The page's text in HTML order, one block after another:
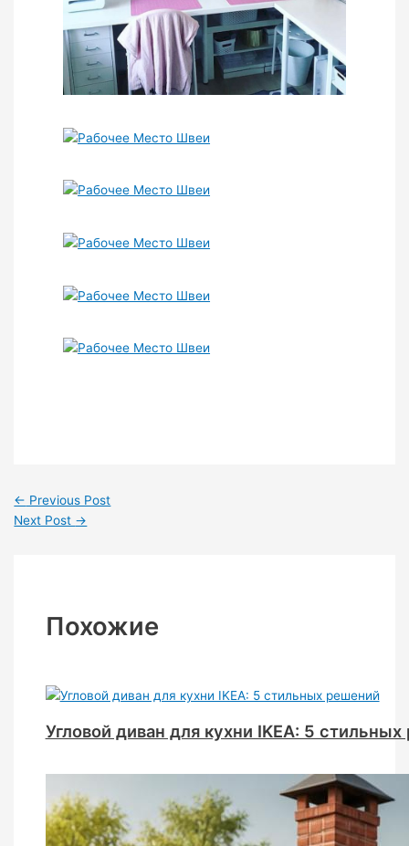
← Previous Post
Next Post →
Похожие
Угловой диван для кухни IKEA: 5